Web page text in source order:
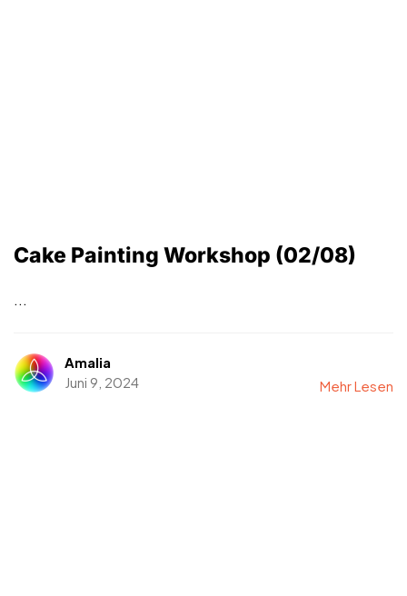
Cake Painting Workshop (02/08)
...
Amalia
Juni 9, 2024
Mehr Lesen